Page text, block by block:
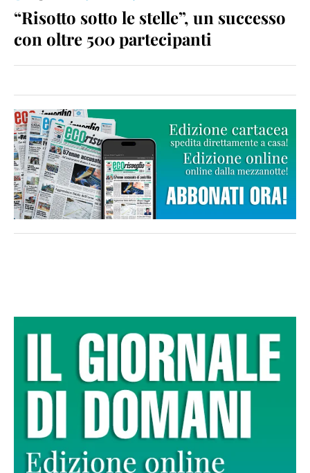
“Risotto sotto le stelle”, un successo
con oltre 500 partecipanti